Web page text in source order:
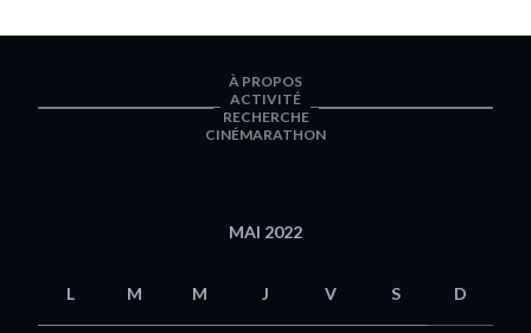
À PROPOS
ACTIVITÉ
RECHERCHE
CINÉMARATHON
MAI 2022
L M M J V S D